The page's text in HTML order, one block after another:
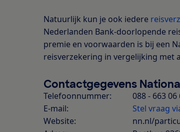
Natuurlijk kun je ook iedere
Nederlanden Bank-doorlopende
premie en voorwaarden is bij een
reisverzekering in vergelijking met
Contactgegevens
Telefoonnummer:
088 - 663 06
E-mail:
Stel vraag
Website:
nn.nl/